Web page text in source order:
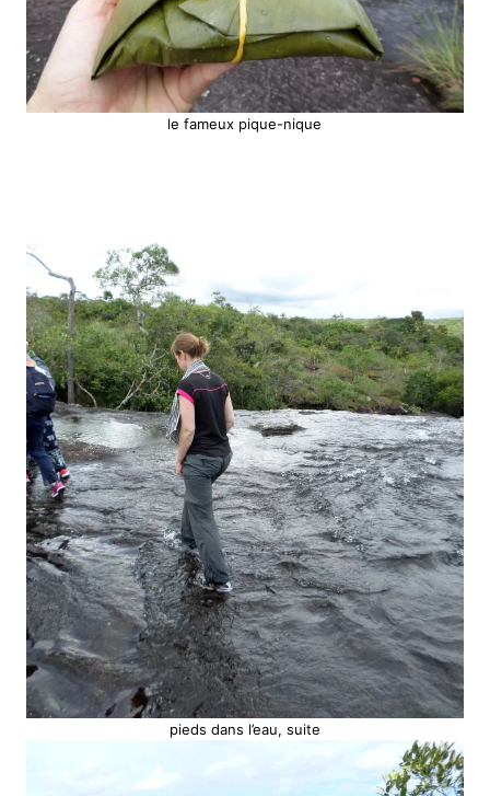
le fameux pique-nique
pieds dans l’eau, suite